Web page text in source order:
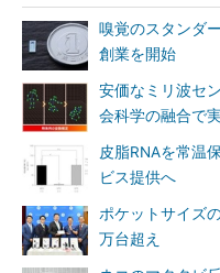
嗅覚のスタンダ
創業を開始
安価なミリ波セ
会科学の融合で
皮脂RNAを常温
ビス提供へ
ポケットサイズ
万台超え